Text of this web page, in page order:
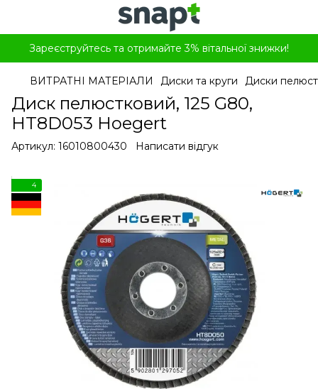
Зареєструйтесь та отримайте 3% вітальної знижки!
ВИТРАТНІ МАТЕРІАЛИ Диски та круги Диски
Диск пелюстковий, 125 G80,
HT8D053 Hoegert
Артикул: 16010800430 Написати відгук
4